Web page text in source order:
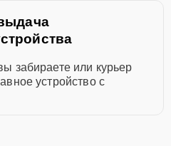
забираете или курьер
устройство с